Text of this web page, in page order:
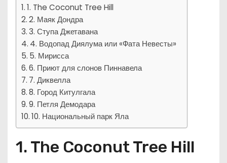
1. The Coconut Tree Hill
2. Маяк Дондра
3. Ступа Джетавана
4. Водопад Диялума или «Фата Невесты»
5. Мирисса
6. Приют для слонов Пиннавела
7. Диквелла
8. Город Китулгала
9. Петля Демодара
10. Национальный парк Яла
1. The Coconut Tree Hill